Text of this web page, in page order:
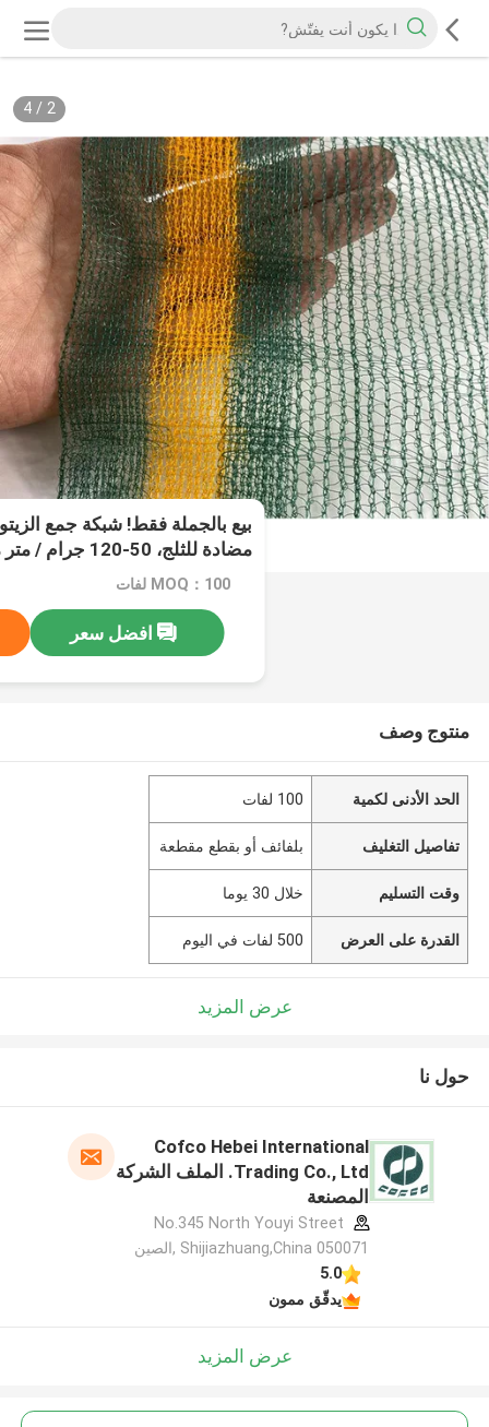
2
/
4
بيع بالجملة فقط! شبكة جمع
مضادة للثلج، 50-120 جرام / متر مربع، المواد العذراء
MOQ：100 لفات
افضل سعر
منتوج وصف
الحد الأدنى لكمية 100 لفات
تفاصيل التغليف بلفائف أو بقطع مقطعة
وقت التسليم خلال 30 يوما
القدرة على العرض 500 لفات في اليوم
عرض المزيد
حول نا
Cofco Hebei International
Trading Co., Ltd. الملف الشركة
المصنعة
No.345 North Youyi Street
Shijiazhuang,China 050071 ,الصين
5.0
يدقّق ممون
عرض المزيد